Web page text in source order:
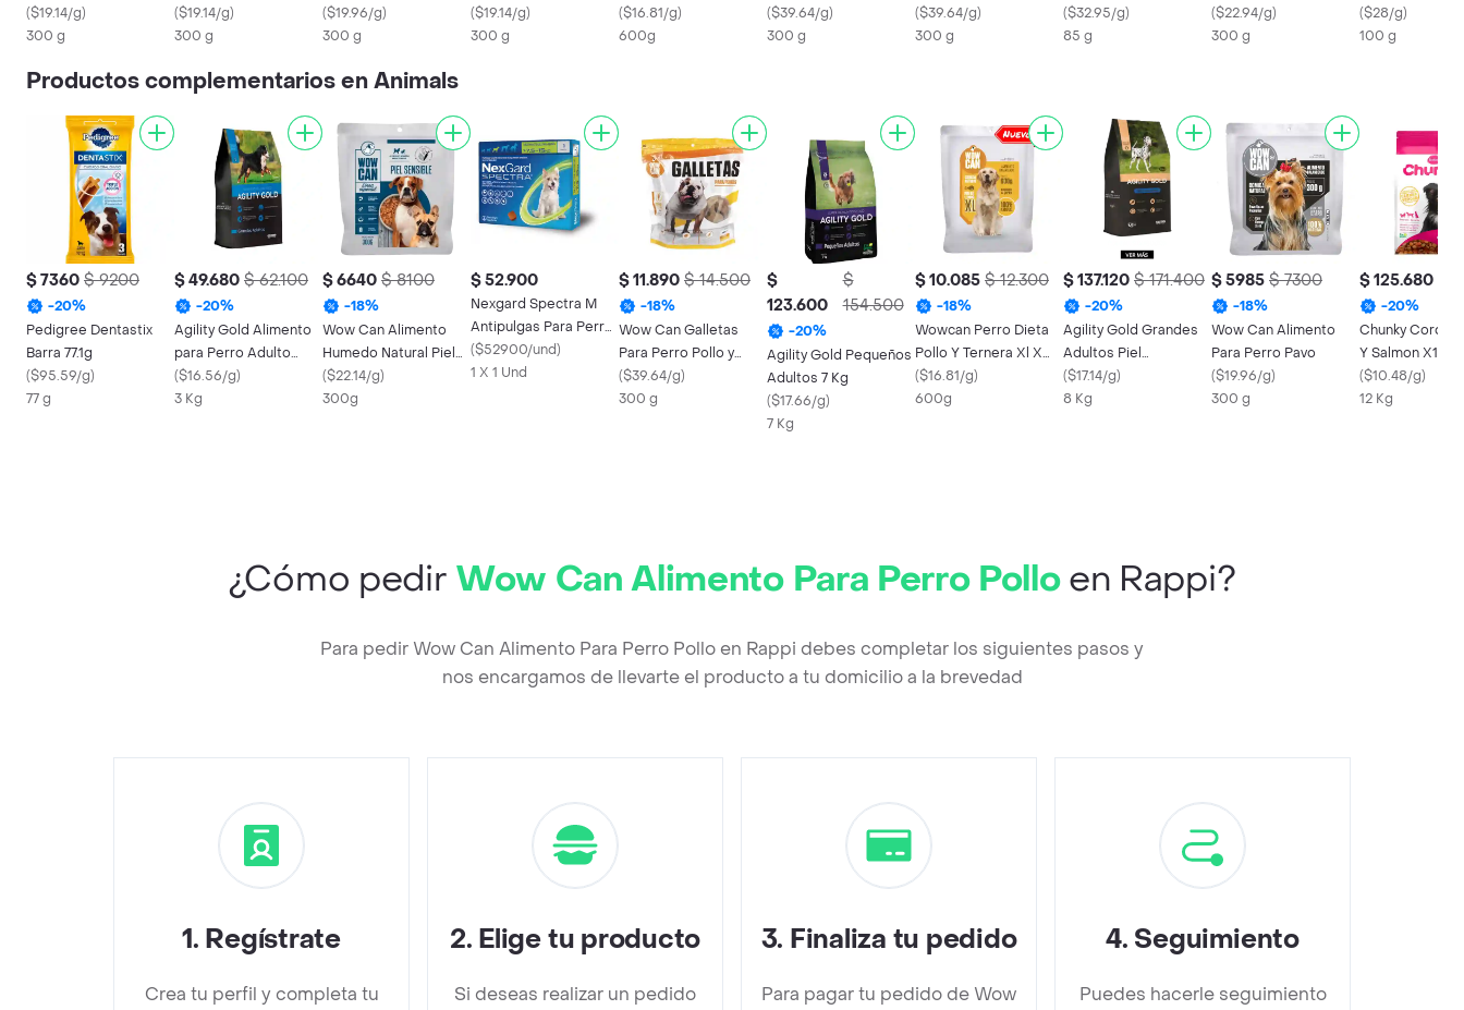
($19.14/g)
300 g
($19.14/g)
300 g
($19.96/g)
300 g
Cerdo
($19.14/g)
300 g
600 Gr
($16.81/g)
600g
Ternera
($39.64/g)
300 g
Res X 300 Gr
($39.64/g)
300 g
Adulto de Pollo y
Cerdo
($32.95/g)
85 g
($22.94/g)
300 g
Cachorro
($28/g)
100 g
Productos complementarios en Animals
$ 7360 $ 9200
-20%
Pedigree Dentastix
Barra 77.1g
($95.59/g)
77 g
$ 49.680 $ 62.100
-20%
Agility Gold Alimento
para Perro Adulto
Raza Grande
($16.56/g)
3 Kg
$ 6640 $ 8100
-18%
Wow Can Alimento
Humedo Natural Piel
Sensible 300g
($22.14/g)
300g
$ 52.900
Nexgard Spectra M
Antipulgas Para Perro
7.5-15 Kg
($52900/und)
1 X 1 Und
$ 11.890 $ 14.500
-18%
Wow Can Galletas
Para Perro Pollo y
Ternera
($39.64/g)
300 g
$
123.600
$
154.500
-20%
Agility Gold Pequeños
Adultos 7 Kg
($17.66/g)
7 Kg
$ 10.085 $ 12.300
-18%
Wowcan Perro Dieta
Pollo Y Ternera Xl X
600 Gr
($16.81/g)
600g
$ 137.120 $ 171.400
-20%
Agility Gold Grandes
Adultos Piel
X8kl157339
($17.14/g)
8 Kg
$ 5985 $ 7300
-18%
Wow Can Alimento
Para Perro Pavo
($19.96/g)
300 g
$ 125.680
-20%
Chunky
Y Salmon X12kls
($10.48/g)
12 Kg
¿Cómo pedir Wow Can Alimento Para Perro Polloen Rappi?
Para pedir Wow Can Alimento Para Perro Pollo en Rappi debes completar los siguientes pasos y
nos encargamos de llevarte el producto a tu domicilio a la brevedad
1. Regístrate
Crea tu perfil y completa tu
2. Elige tu producto
Si deseas realizar un pedido
3. Finaliza tu pedido
Para pagar tu pedido de Wow
4. Seguimiento
Puedes hacerle seguimiento